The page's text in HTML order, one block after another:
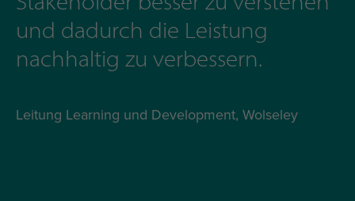
und dadurch die Leistung
nachhaltig zu verbessern.
Leitung Learning und Development, Wolseley